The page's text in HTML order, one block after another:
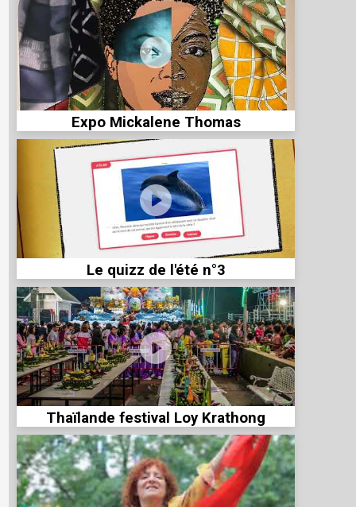
Expo Mickalene Thomas
Le quizz de l'été n°3
Thaïlande festival Loy Krathong